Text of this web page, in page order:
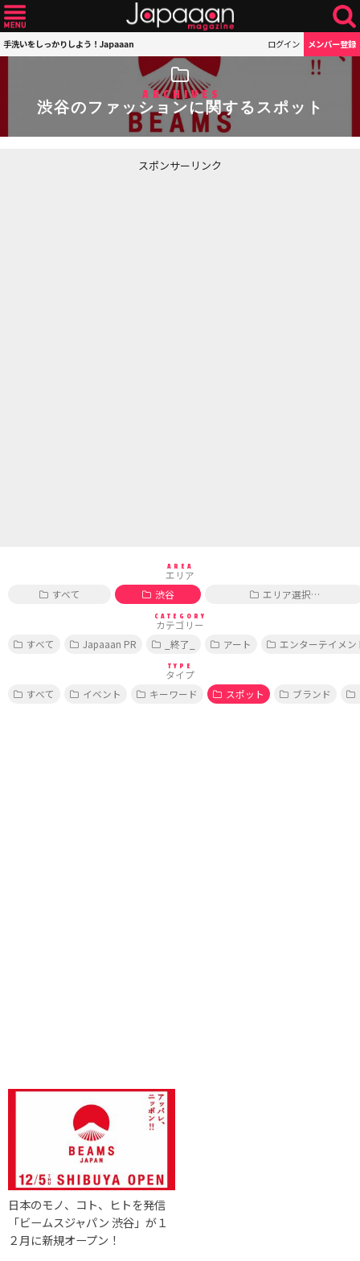
手洗いをしっかりしよう！Japaaan ログイン メンバー登録
ARCHIVES
渋谷のファッションに関するスポット
スポンサーリンク
AREA
エリア
すべて
渋谷 エリア選択…
CATEGORY
カテゴリー
すべて
Japaaan PR _終了_ アート エンターテイメン
TYPE
タイプ
すべて
イベント キーワード スポット ブランド
日本のモノ、コト、ヒトを発信
「ビームスジャパン 渋谷」が１
２月に新規オープン！